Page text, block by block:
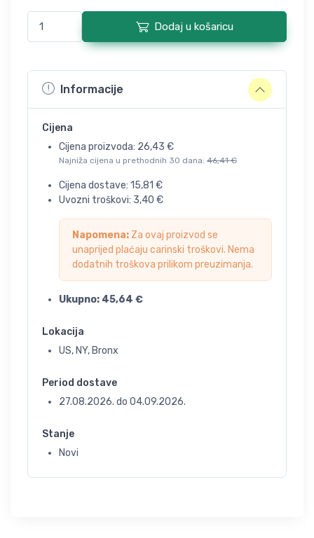
Dodaj u košaricu
Informacije
Cijena
Cijena proizvoda: 26,43 €
Najniža cijena u prethodnih 30 dana: 46,41 €
Cijena dostave: 15,81 €
Uvozni troškovi: 3,40 €
Napomena: Za ovaj proizvod se
unaprijed plaćaju carinski troškovi. Nema
dodatnih troškova prilikom preuzimanja.
Ukupno: 45,64 €
Lokacija
US, NY, Bronx
Period dostave
27.08.2026. do 04.09.2026.
Stanje
Novi